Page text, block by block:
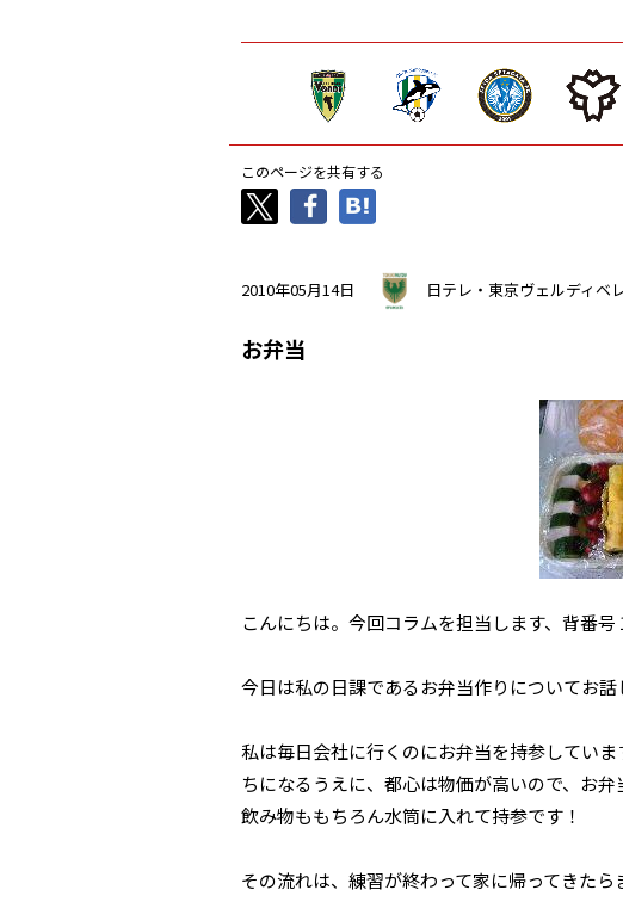
このページを共有する
2010年05月14日 日テレ・東京ヴェルディベ
お弁当
こんにちは。今回コラムを担当します、背番号
今日は私の日課であるお弁当作りについてお話
私は毎日会社に行くのにお弁当を持参してい
ちになるうえに、都心は物価が高いので、お弁
飲み物ももちろん水筒に入れて持参です！
その流れは、練習が終わって家に帰ってきたら